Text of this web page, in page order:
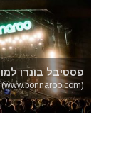
פסטיבל בונרו